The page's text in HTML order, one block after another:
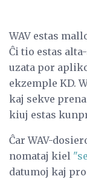
WAV estas
Ĉi tio estas
uzata por
ekzemple KD.
kaj sekve
kiuj estas
Ĉar WAV-
nomataj kiel
datumoj kaj